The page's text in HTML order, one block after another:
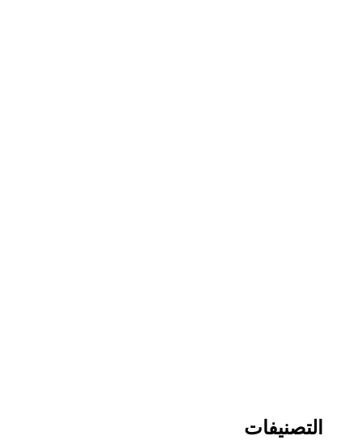
التصنيفات